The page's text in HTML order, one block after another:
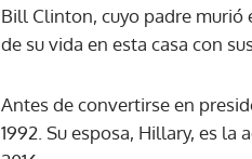
Bill Clinton, cuyo padre murió
de su vida en esta casa con
Antes de convertirse en
1992. Su esposa, Hillary, es